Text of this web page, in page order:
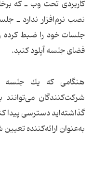
نصب نرم‌افزار ندارد ـ
جلسات خود را ضبط كرده و
فضای جلسه آپلود كنید.
هنگامی كه یك جلسه
شركت‌كنندگان می‌توانند
گذاشته‌اید دسترسی پیدا
به‌عنوان ارائه‌كننده